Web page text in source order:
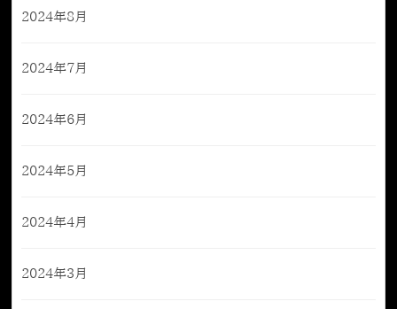
2024年8月
2024年7月
2024年6月
2024年5月
2024年4月
2024年3月